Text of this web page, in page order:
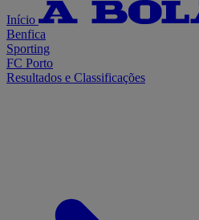
Início
Benfica
Sporting
FC Porto
Resultados e Classificações